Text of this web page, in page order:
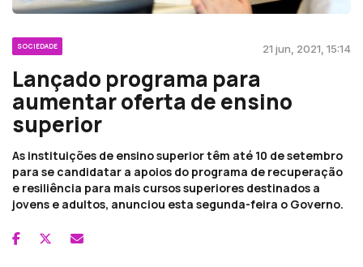
SOCIEDADE 21 jun, 2021, 15:14
Lançado programa para
aumentar oferta de ensino
superior
As instituições de ensino superior têm até 10 de setembro
para se candidatar a apoios do programa de recuperação
e resiliência para mais cursos superiores destinados a
jovens e adultos, anunciou esta segunda-feira o Governo.